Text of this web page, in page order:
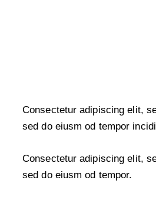
Consectetur adipiscing elit,
sed do eiusm od tempor
Consectetur adipiscing elit,
sed do eiusm od tempor.